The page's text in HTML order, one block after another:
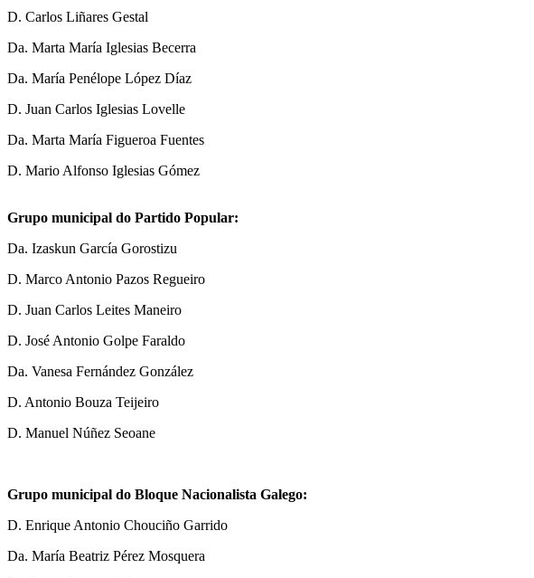
D. Carlos Liñares Gestal
Da. Marta María Iglesias Becerra
Da. María Penélope López Díaz
D. Juan Carlos Iglesias Lovelle
Da. Marta María Figueroa Fuentes
D. Mario Alfonso Iglesias Gómez
Grupo municipal do Partido Popular:
Da. Izaskun García Gorostizu
D. Marco Antonio Pazos Regueiro
D. Juan Carlos Leites Maneiro
D. José Antonio Golpe Faraldo
Da. Vanesa Fernández González
D. Antonio Bouza Teijeiro
D. Manuel Núñez Seoane
Grupo municipal do Bloque Nacionalista Galego:
D. Enrique Antonio Chouciño Garrido
Da. María Beatriz Pérez Mosquera